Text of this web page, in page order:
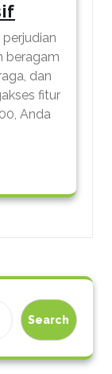
beragam
dan
fitur
Anda
Search